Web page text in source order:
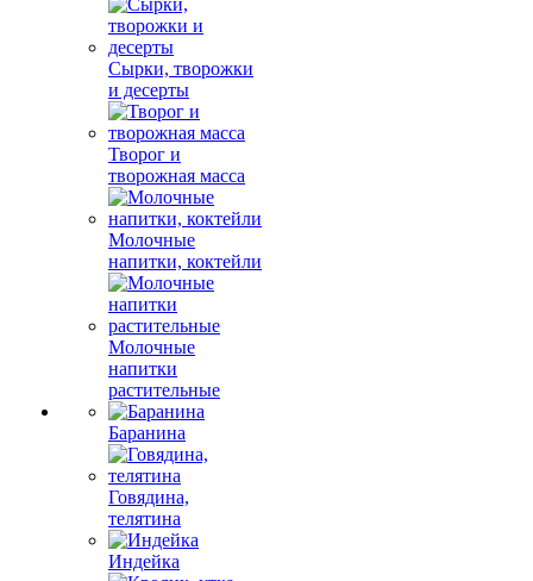
Сырки, творожки
и десерты
Творог и
творожная масса
Молочные
напитки, коктейли
Молочные
напитки
растительные
Баранина
Говядина,
телятина
Индейка